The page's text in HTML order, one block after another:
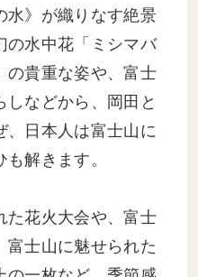
水》が織りなす絶景
の水中花「ミシマバ
の貴重な姿や、富士
しなどから、岡田と
、日本人は富士山に
解きます。
た花火大会や、富士
富士山に魅せられた